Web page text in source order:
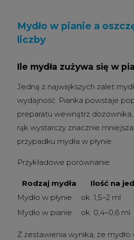
Mydło w pianie a
liczby
Ile mydła zużywa się w
Jedną z największych zalet
wydajność. Pianka powstaje
preparatu wewnątrz
rąk wystarczy znacznie
przypadku mydła w płynie.
Przykładowe porównanie:
Rodzaj mydła Ilość na
Mydło w płynie
ok. 1,5–2 ml
Mydło w pianie
ok. 0,4–0,6 ml
Z zestawienia wynika, że